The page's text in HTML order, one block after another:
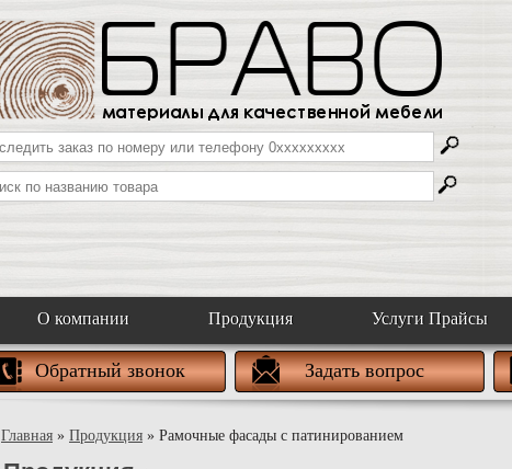
О компании Продукция Услуги Прайсы
Обратный звонок Задать вопрос
Главная » Продукция » Рамочные фасады с патинированием